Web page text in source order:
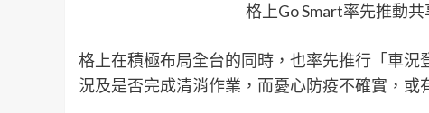
格上Go Smart率先推動
格上在積極布局全台的同時，也率先推行「車
況及是否完成清消作業，而憂心防疫不確實，